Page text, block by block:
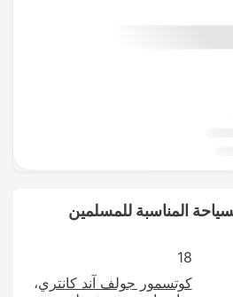
المناسبة للمسلمين
18
كوتسمور جولف آند كانتري